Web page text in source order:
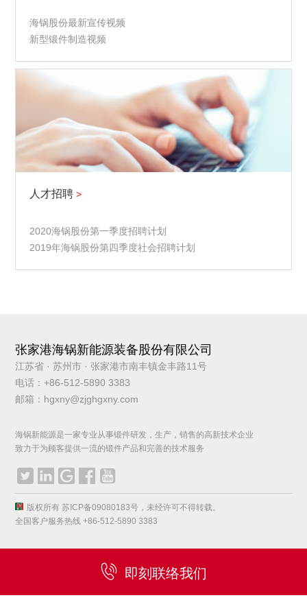
海锅股份最新宣传视频
新型锻件制造视频
人才招聘 >
2020海锅股份第一季度招聘计划
2019年海锅股份第四季度社会招聘计划
张家港海锅新能源装备股份有限公司
江苏省 · 苏州市 · 张家港市南丰镇金丰路11号
电话：+86-512-5890 3383
邮箱：hgxny@zjghgxny.com
海锅新能源是一家专业从事锻件研发，生产，销售的高新技术企业
致力于为顾客提供一流的锻件产品和完善的技术服务
    
版权所有 苏ICP备09080183号，未经许可不得转载。
全国客户服务热线 +86-512-5890 3383
 即刻联络我们